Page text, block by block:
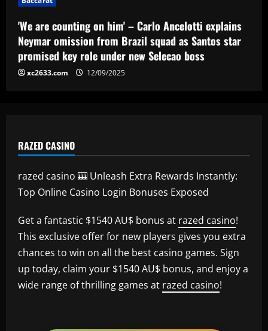
5
after ending Tottenham's trophy
drought by beating Man Utd in Europa
League final
'We are counting on him' – Carlo Ancelotti explains
Neymar omission from Brazil squad as Santos star
promised key role under new Selecao boss
xc2633.com 12/09/2025
RAZED CASINO
razed casino 🎰 Unleash Extra Rewards Instantly:
Top Online Casino Login Bonuses Exposed
Get a fantastic $1540 AU$ bonus at razed casino!
This exclusive offer for new players gives you extra
chances to win on all the best casino games. Sign
up today, claim your $1540 AU$ bonus, and enjoy a
wide range of thrilling games at razed casino!